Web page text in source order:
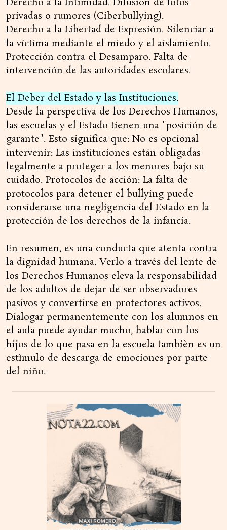
privadas o rumores (Ciberbullying).
Derecho a la Libertad de Expresión. Silenciar a
la víctima mediante el miedo y el aislamiento.
Protección contra el Desamparo. Falta de
intervención de las autoridades escolares.
El Deber del Estado y las Instituciones.
Desde la perspectiva de los Derechos Humanos,
las escuelas y el Estado tienen una "posición de
garante". Esto significa que: No es opcional
intervenir: Las instituciones están obligadas
legalmente a proteger a los menores bajo su
cuidado. Protocolos de acción: La falta de
protocolos para detener el bullying puede
considerarse una negligencia del Estado en la
protección de los derechos de la infancia.
En resumen, es una conducta que atenta contra
la dignidad humana. Verlo a través del lente de
los Derechos Humanos eleva la responsabilidad
de los adultos de dejar de ser observadores
pasivos y convertirse en protectores activos.
Dialogar permanentemente con los alumnos en
el aula puede ayudar mucho, hablar con los
hijos de lo que pasa en la escuela tambièn es un
estìmulo de descarga de emociones por parte
del niño.